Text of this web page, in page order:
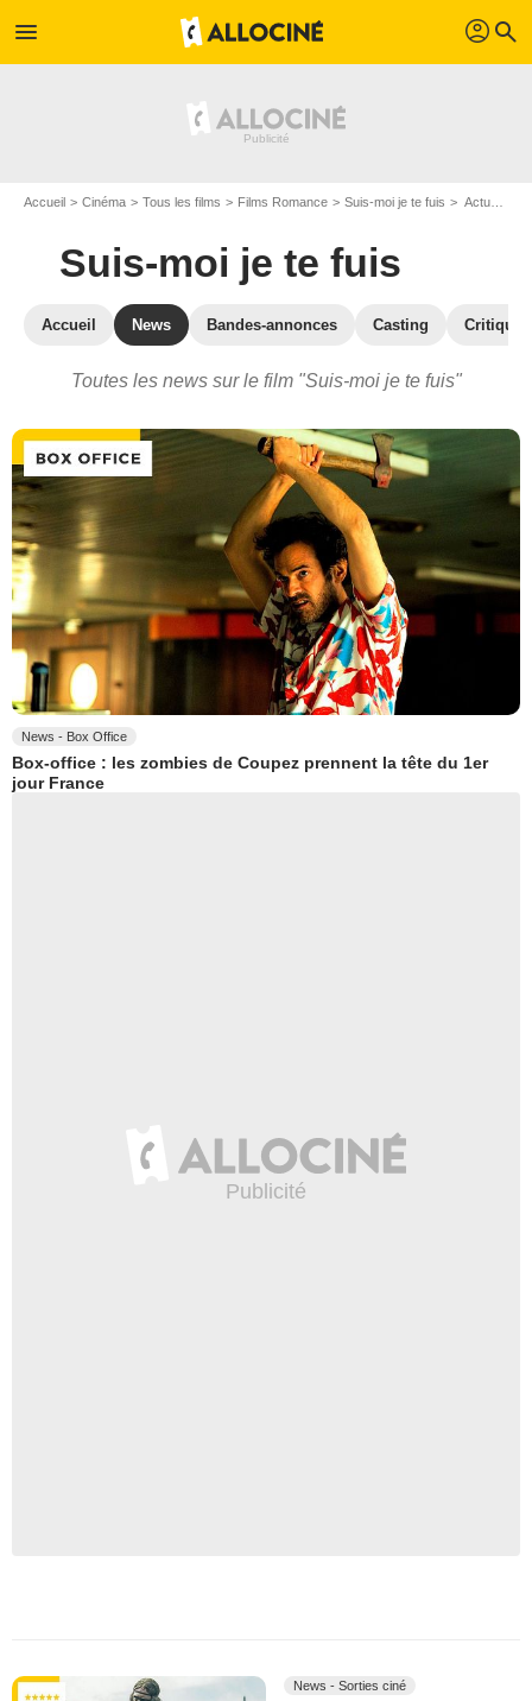
menu profil search
Accueil Cinéma Tous les films Films Romance Suis-moi je te fuis Actualités Suis-moi je te fuis
Suis-moi je te fuis
Accueil News Bandes-annonces Casting
Toutes les news sur le film "Suis-moi je te fuis"
News - Box Office
Box-office : les zombies de Coupez prennent la tête du 1er
jour France
News - Sorties ciné